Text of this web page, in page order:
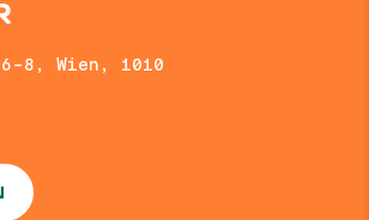
8, Wien, 1010